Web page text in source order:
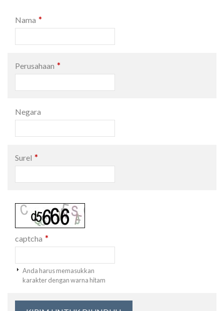
Nama *
Perusahaan *
Negara
Surel *
captcha *
Anda harus memasukkan
karakter dengan warna hitam